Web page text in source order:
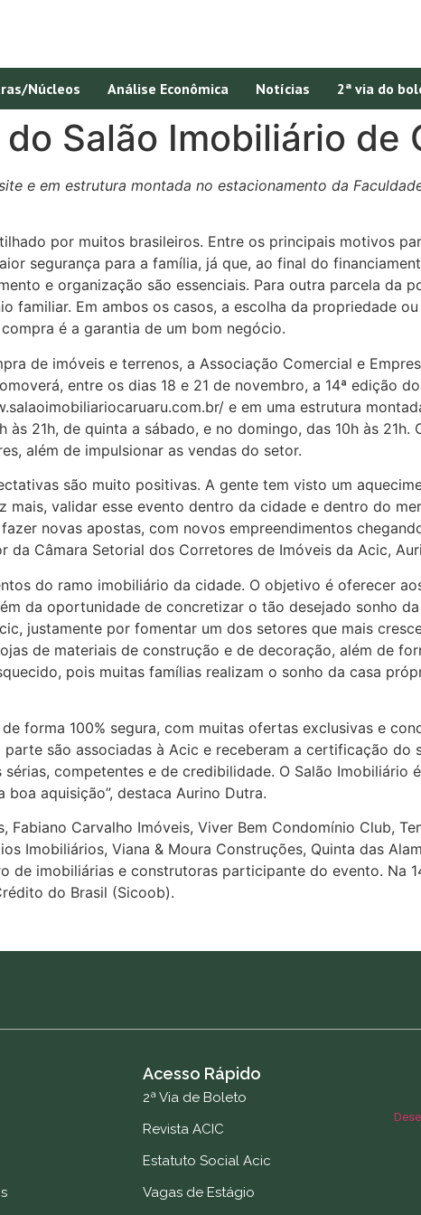
Núcleos Análise Econômica Notícias 2ª via do
Salão Imobiliário de
e em estrutura montada no estacionamento da
por muitos brasileiros. Entre os principais motivos
segurança para a família, já que, ao final do
e organização são essenciais. Para outra parcela da
familiar. Em ambos os casos, a escolha da propriedade
é a garantia de um bom negócio.
de imóveis e terrenos, a Associação Comercial e
entre os dias 18 e 21 de novembro, a 14ª edição
e em uma estrutura
21h, de quinta a sábado, e no domingo, das 10h às
além de impulsionar as vendas do setor.
são muito positivas. A gente tem visto um
validar esse evento dentro da cidade e dentro do
novas apostas, com novos empreendimentos
da Câmara Setorial dos Corretores de Imóveis da Acic,
do ramo imobiliário da cidade. O objetivo é oferecer
da oportunidade de concretizar o tão desejado sonho da
justamente por fomentar um dos setores que mais
de materiais de construção e de decoração, além de
pois muitas famílias realizam o sonho da casa
forma 100% segura, com muitas ofertas exclusivas e
são associadas à Acic e receberam a certificação do
competentes e de credibilidade. O Salão Imobiliário
aquisição”, destaca Aurino Dutra.
Carvalho Imóveis, Viver Bem Condomínio Club,
Imobiliários, Viana & Moura Construções, Quinta das
de imobiliárias e construtoras participante do evento. Na
do Brasil (Sicoob).
Acesso Rápido
2ª Via de Boleto
Revista ACIC
Estatuto Social Acic
Vagas de Estágio